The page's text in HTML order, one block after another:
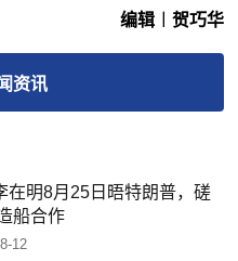
编辑︱贺巧华
资讯
在明8月25日晤特朗普，磋
船合作
12